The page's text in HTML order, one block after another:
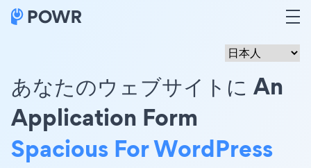
あなたのウェブサイトに An
Application Form
Spacious For WordPress